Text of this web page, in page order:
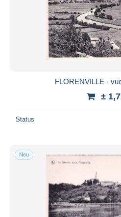
FLORENVILLE -
±
Status
Neu